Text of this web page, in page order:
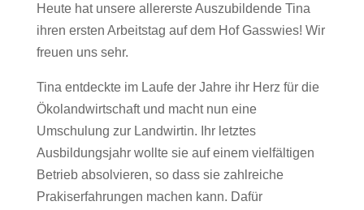
Heute hat unsere allererste Auszubildende Tina
ihren ersten Arbeitstag auf dem Hof Gasswies! Wir
freuen uns sehr.
Tina entdeckte im Laufe der Jahre ihr Herz für die
Ökolandwirtschaft und macht nun eine
Umschulung zur Landwirtin. Ihr letztes
Ausbildungsjahr wollte sie auf einem vielfältigen
Betrieb absolvieren, so dass sie zahlreiche
Prakiserfahrungen machen kann. Dafür